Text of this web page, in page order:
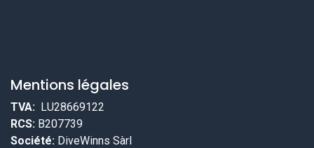
Mentions légales
TVA: LU28669122
RCS: B207739
Société: DiveWinns Sàrl